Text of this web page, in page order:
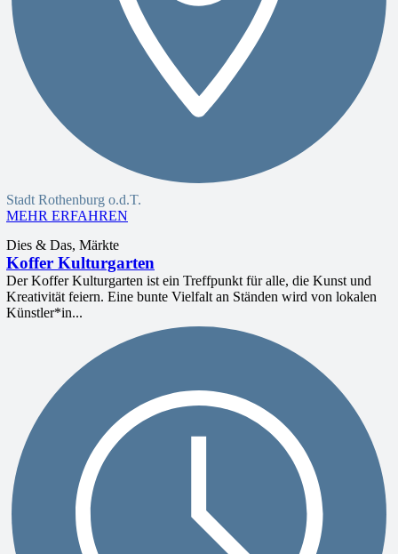
Stadt Rothenburg o.d.T.
MEHR ERFAHREN
Dies & Das, Märkte
Koffer Kulturgarten
Der Koffer Kulturgarten ist ein Treffpunkt für alle, die Kunst und
Kreativität feiern. Eine bunte Vielfalt an Ständen wird von lokalen
Künstler*in...